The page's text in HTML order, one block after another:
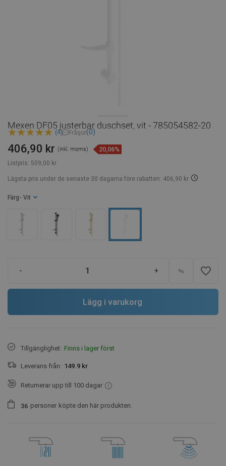
Mexen DF05 justerbar duschset, vit - 785054582-20
(4) Frågor(0)
Listpris: 509,00 kr
406,90 kr (inkl. moms) 20,06%
Lägsta pris under de senaste 30 dagarna före rabatten: 406,90 kr
Färg - Vit
- + favorite_border
Lägg i varukorg
Tillgänglighet: Finns i lager först
Leverans från: 149.9 kr
Returnerar upp till 100 dagar
36 personer köpte den här produkten.